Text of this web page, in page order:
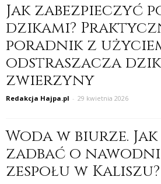
Jak zabezpieczyć
dzikami?
poradnik z
odstraszacza
zwierzyny
Redakcja Hajpa.pl - 29 kwietnia 2026
Woda w biurze.
zadbać o
zespołu w Kaliszu?